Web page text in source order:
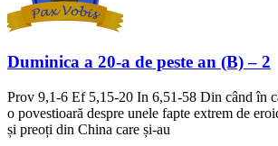
Duminica a 20-a de peste an (B) – 2
Prov 9,1-6 Ef 5,15-20 In 6,51-58 Din când în
o povestioară despre unele fapte extrem de
și preoți din China care și-au